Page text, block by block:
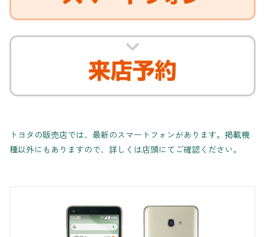
トヨタの販売店では、最新のスマートフォンがあります。掲載機
種以外にもありますので、詳しくは店頭にてご確認ください。